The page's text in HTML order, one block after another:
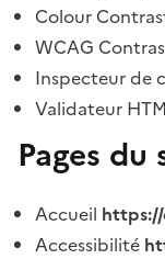
Colour
WCAG
Inspecteur de
Validateur
Pages
Accueil
Accessibilité